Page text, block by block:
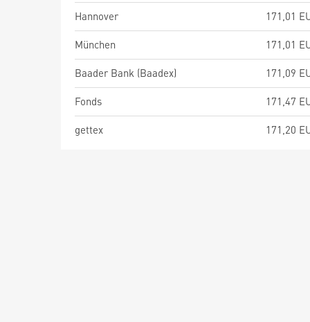
Hannover 171,01
München 171,01
Baader Bank (Baadex) 171,09
Fonds 171,47
gettex 171,20